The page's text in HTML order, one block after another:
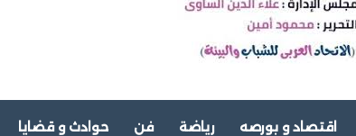
اقتصاد و بورصه رياضة فن حوادث و قضايا